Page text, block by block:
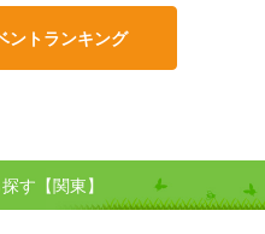
ントランキング
す【関東】